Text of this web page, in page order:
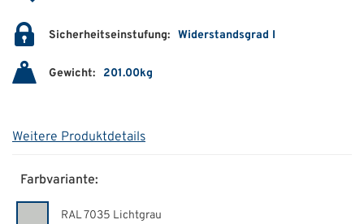
Karriere
Unternehmen
Geschichte
Sicherheitseinstufung: Widerstandsgrad I
Gewicht: 201.00kg
Weitere Produktdetails
Farbvariante:
RAL 7035 Lichtgrau